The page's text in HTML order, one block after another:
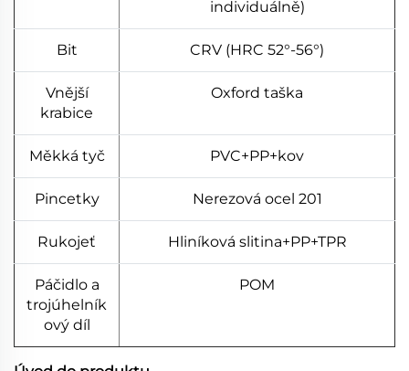
individuálně)
Bit CRV (HRC 52°-56°)
Vnější
krabice
Oxford taška
Měkká tyč PVC+PP+kov
Pincetky Nerezová ocel 201
Rukojeť Hliníková slitina+PP+TPR
Páčidlo a
trojúhelník
ový díl
POM